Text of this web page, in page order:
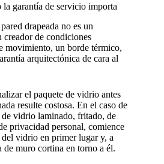
garantía de servicio importa
drapeada no es un
de condiciones
movimiento, un borde térmico,
arquitectónica de cara al
el paquete de vidrio antes
resulte costosa. En el caso de
de vidrio laminado, fritado, de
privacidad personal, comience
vidrio en primer lugar y, a
muro cortina en torno a él.